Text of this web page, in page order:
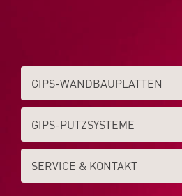
GIPS-WAND­­BAUPLATTEN
GIPS-PUTZSYSTEME
SERVICE & KONTAKT